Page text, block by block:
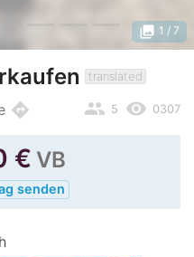
photo_library 1 / 7
translated
directions remove_red_eye 0307
people 5
€ VB
senden